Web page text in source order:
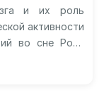
и их роль
активности
во сне Роль